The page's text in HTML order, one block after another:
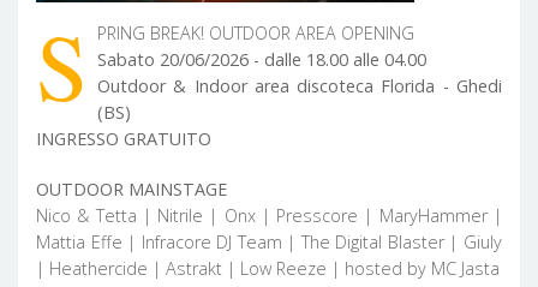
S
PRING BREAK! OUTDOOR AREA OPENING
Sabato 20/06/2026 - dalle 18.00 alle 04.00
Outdoor & Indoor area discoteca Florida - Ghedi
(BS)
INGRESSO GRATUITO
OUTDOOR MAINSTAGE
Nico & Tetta | Nitrile | Onx | Presscore | MaryHammer |
Mattia Effe | Infracore DJ Team | The Digital Blaster | Giuly
| Heathercide | Astrakt | Low Reeze | hosted by MC Jasta